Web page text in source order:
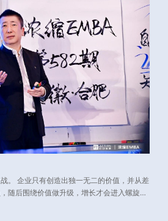
浓缩EMBA》课程、数万校友实践有效的经营
。 企业只有创造出独一无二的价值，并从差
随后围绕价值做升级，增长才会进入螺旋上